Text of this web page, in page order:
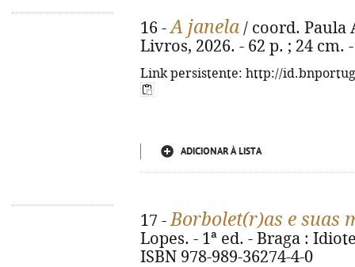
16 -A janela / coord. Paula
Livros, 2026. - 62 p. ; 24 cm.
Link persistente: http://
ADICIONAR À LISTA
17 -Borbolet(r)as e suas
Lopes. - 1ª ed. - Braga :
ISBN 978-989-36274-4-0